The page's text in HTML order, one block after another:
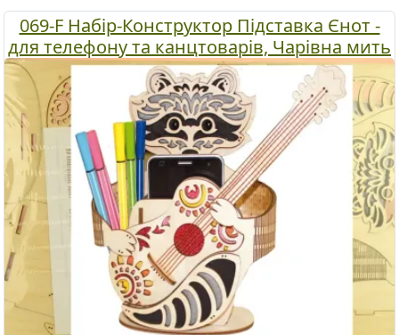
069-F Набір-Конструктор Підставка Єнот -
для телефону та канцтоварів, Чарівна мить